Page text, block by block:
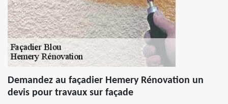
Demandez au façadier Hemery Rénovation un
devis pour travaux sur façade